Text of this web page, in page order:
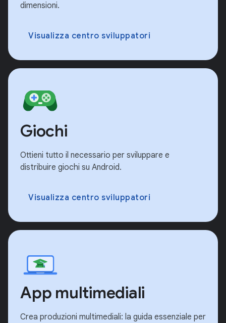
dimensioni.
Visualizza centro sviluppatori
Giochi
Ottieni tutto il necessario per sviluppare e
distribuire giochi su Android.
Visualizza centro sviluppatori
App multimediali
Crea produzioni multimediali: la guida essenziale per